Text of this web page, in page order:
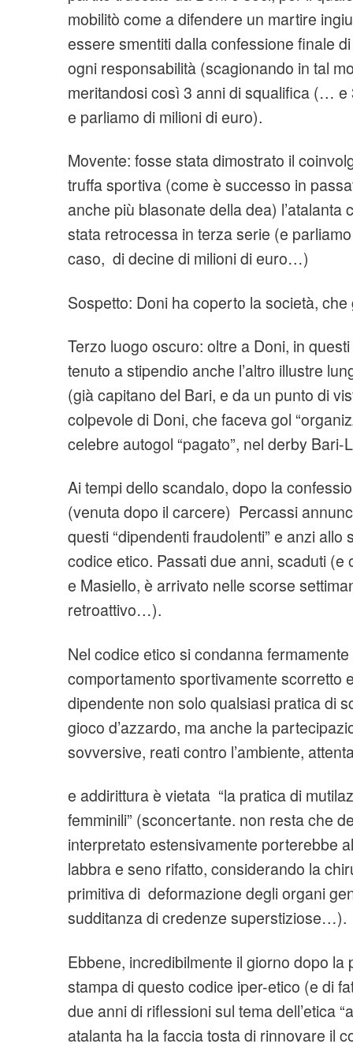
mobilitò come a difendere un martire
essere smentiti dalla confessione finale
ogni responsabilità (scagionando in tal
meritandosi così 3 anni di squalifica (… e
e parliamo di milioni di euro).
Movente: fosse stata dimostrato il
truffa sportiva (come è successo in
anche più blasonate della dea) l’atalanta
stata retrocessa in terza serie (e
caso, di decine di milioni di euro…)
Sospetto: Doni ha coperto la società,
Terzo luogo oscuro: oltre a Doni, in
tenuto a stipendio anche l’altro illustre
(già capitano del Bari, e da un punto di
colpevole di Doni, che faceva gol
celebre autogol “pagato”, nel derby Bari-
Ai tempi dello scandalo, dopo la
(venuta dopo il carcere) Percassi
questi “dipendenti fraudolenti” e anzi
codice etico. Passati due anni, scaduti (e
e Masiello, è arrivato nelle scorse
retroattivo…).
Nel codice etico si condanna
comportamento sportivamente scorretto
dipendente non solo qualsiasi pratica di
gioco d’azzardo, ma anche la
sovversive, reati contro l’ambiente,
e addirittura è vietata “la pratica di
femminili” (sconcertante. non resta che
interpretato estensivamente porterebbe
labbra e seno rifatto, considerando la
primitiva di deformazione degli organi
sudditanza di credenze superstiziose…).
Ebbene, incredibilmente il giorno dopo la
stampa di questo codice iper-etico (e di
due anni di riflessioni sul tema dell’etica
atalanta ha la faccia tosta di rinnovare il